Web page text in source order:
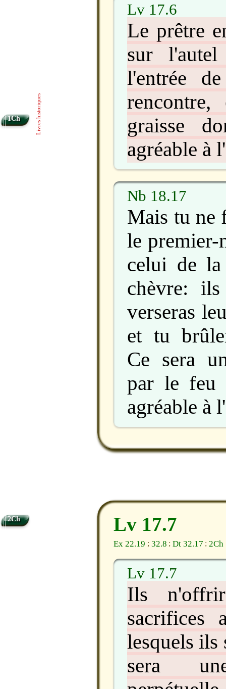
Lv 17.6
Le prêtre
sur
l'entrée
graisse
agréable à
Nb 18.17
Mais tu ne
le premier-
celui de
chèvre:
verseras
et tu
Ce sera
par le feu
agréable à
Lv 17.7
Ex 22.19 ; 32.8 ; Dt 32.17 ; 2Ch
Lv 17.7
Ils
sacrifices
lesquels ils
sera
1Ch
2Ch
Livres historiques